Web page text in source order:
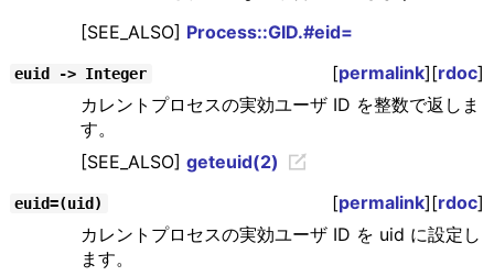
[SEE_ALSO] Process::GID.#eid=
euid -> Integer [permalink][rdoc]
カレントプロセスの実効ユーザ ID を整数で返しま
す。
[SEE_ALSO] geteuid(2)
euid=(uid) [permalink][rdoc]
カレントプロセスの実効ユーザ ID を uid に設定し
ます。